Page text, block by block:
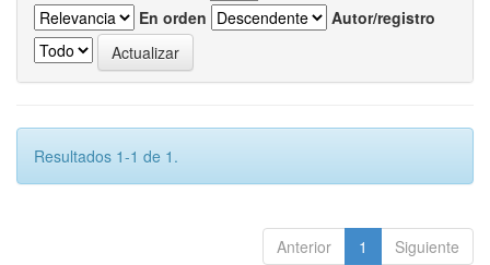
En orden
Autor/registro
Resultados 1-1 de 1.
Anterior 1 Siguiente